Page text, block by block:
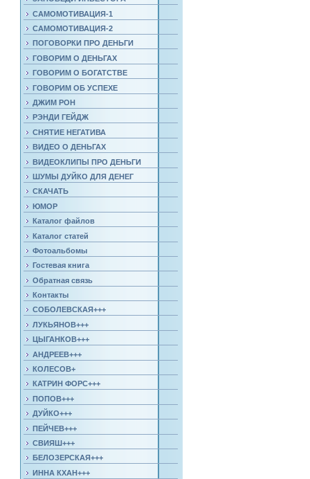
САМОМОТИВАЦИЯ-1
САМОМОТИВАЦИЯ-2
ПОГОВОРКИ ПРО ДЕНЬГИ
ГОВОРИМ О ДЕНЬГАХ
ГОВОРИМ О БОГАТСТВЕ
ГОВОРИМ ОБ УСПЕХЕ
ДЖИМ РОН
РЭНДИ ГЕЙДЖ
СНЯТИЕ НЕГАТИВА
ВИДЕО О ДЕНЬГАХ
ВИДЕОКЛИПЫ ПРО ДЕНЬГИ
ШУМЫ ДУЙКО ДЛЯ ДЕНЕГ
СКАЧАТЬ
ЮМОР
Каталог файлов
Каталог статей
Фотоальбомы
Гостевая книга
Обратная связь
Контакты
СОБОЛЕВСКАЯ+++
ЛУКЬЯНОВ+++
ЦЫГАНКОВ+++
АНДРЕЕВ+++
КОЛЕСОВ+
КАТРИН ФОРС+++
ПОПОВ+++
ДУЙКО+++
ПЕЙЧЕВ+++
СВИЯШ+++
БЕЛОЗЕРСКАЯ+++
ИННА КХАН+++